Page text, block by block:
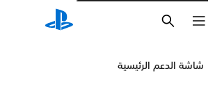
شاشة الدعم الرئيسية